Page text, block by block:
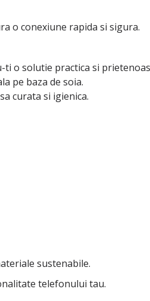
o conexiune rapida si sigura.
o solutie practica si
pe baza de soia.
curata si igienica.
sustenabile.
telefonului tau.